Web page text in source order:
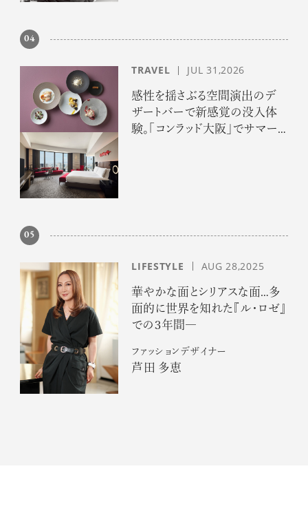
04
TRAVEL JUL 31,2026
感性を揺さぶる空間演出のデ
ザートバーで新感覚の没入体
験。「コンラッド大阪」でサマー
05
LIFESTYLE AUG 28,2025
華やかな面とシリアスな面…多
面的に世界を知れた『ル・ロゼ』
での３年間―
ファッションデザイナー
芦田 多恵